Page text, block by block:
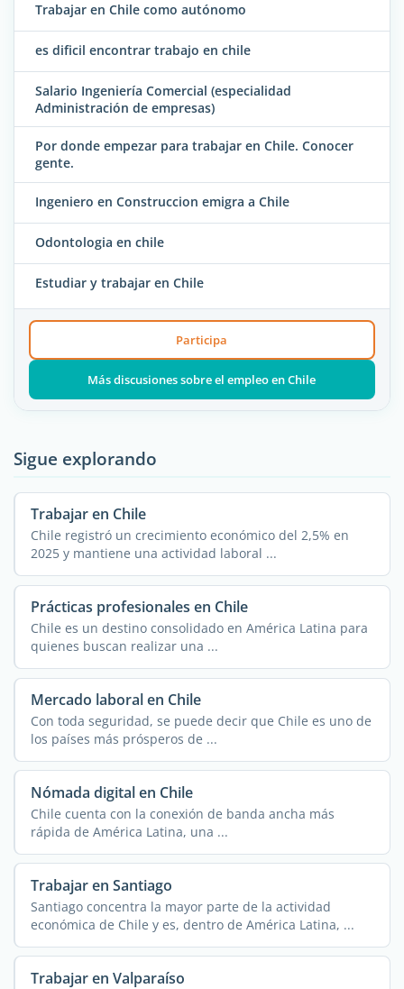
Trabajar en Chile como autónomo
es dificil encontrar trabajo en chile
Salario Ingeniería Comercial (especialidad
Administración de empresas)
Por donde empezar para trabajar en Chile. Conocer
gente.
Ingeniero en Construccion emigra a Chile
Odontologia en chile
Estudiar y trabajar en Chile
Participa
Más discusiones sobre el empleo en Chile
Sigue explorando
Trabajar en Chile
Chile registró un crecimiento económico del 2,5% en
2025 y mantiene una actividad laboral ...
Prácticas profesionales en Chile
Chile es un destino consolidado en América Latina para
quienes buscan realizar una ...
Mercado laboral en Chile
Con toda seguridad, se puede decir que Chile es uno de
los países más prósperos de ...
Nómada digital en Chile
Chile cuenta con la conexión de banda ancha más
rápida de América Latina, una ...
Trabajar en Santiago
Santiago concentra la mayor parte de la actividad
económica de Chile y es, dentro de América Latina, ...
Trabajar en Valparaíso